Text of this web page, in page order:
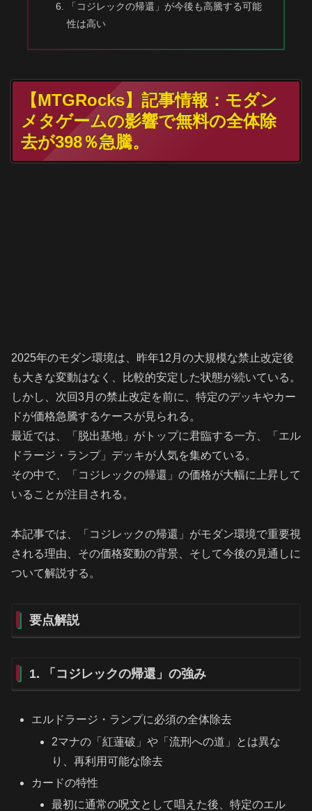
「コジレックの帰還」が今後も高騰する可能
性は高い
【MTGRocks】記事情報：モダン
メタゲームの影響で無料の全体除
去が398％急騰。
2025年のモダン環境は、昨年12月の大規模な禁止改定後
も大きな変動はなく、比較的安定した状態が続いている。
しかし、次回3月の禁止改定を前に、特定のデッキやカー
ドが価格急騰するケースが見られる。
最近では、「脱出基地」がトップに君臨する一方、「エル
ドラージ・ランプ」デッキが人気を集めている。
その中で、「コジレックの帰還」の価格が大幅に上昇して
いることが注目される。
本記事では、「コジレックの帰還」がモダン環境で重要視
される理由、その価格変動の背景、そして今後の見通しに
ついて解説する。
要点解説
1. 「コジレックの帰還」の強み
エルドラージ・ランプに必須の全体除去
2マナの「紅蓮破」や「流刑への道」とは異な
り、再利用可能な除去
カードの特性
最初に通常の呪文として唱えた後、特定のエル